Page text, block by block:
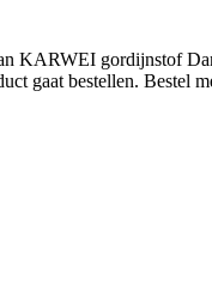
KARWEI gordijnstof
gaat bestellen. Bestel